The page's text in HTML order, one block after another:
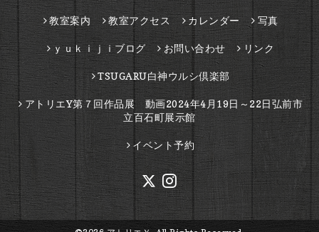
教室案内 教室アクセス カレンダー 写真
ｙｕｋｉｊｉブログ お問い合わせ リンク
TSUGARU白神ウルシ倶楽部
アトリエY第７回作品展 動画2024年4月19日～22日弘前市
立百石町展示館
イベント予約